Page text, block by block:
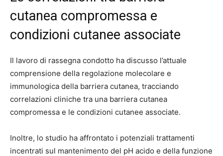
cutanea compromessa e
condizioni cutanee associate
Il lavoro di rassegna condotto ha discusso l’attuale
comprensione della regolazione molecolare e
immunologica della barriera cutanea, tracciando
correlazioni cliniche tra una barriera cutanea
compromessa e le condizioni cutanee associate.
Inoltre, lo studio ha affrontato i potenziali trattamenti
incentrati sul mantenimento del pH acido e della funzione